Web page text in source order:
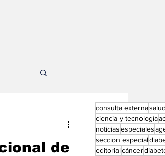
de
consulta externa
ciencia y tecnología
noticiasespeciales
seccion especial
editorialcáncer